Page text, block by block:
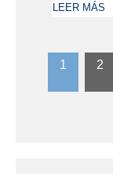
LEER MÁS
1 2